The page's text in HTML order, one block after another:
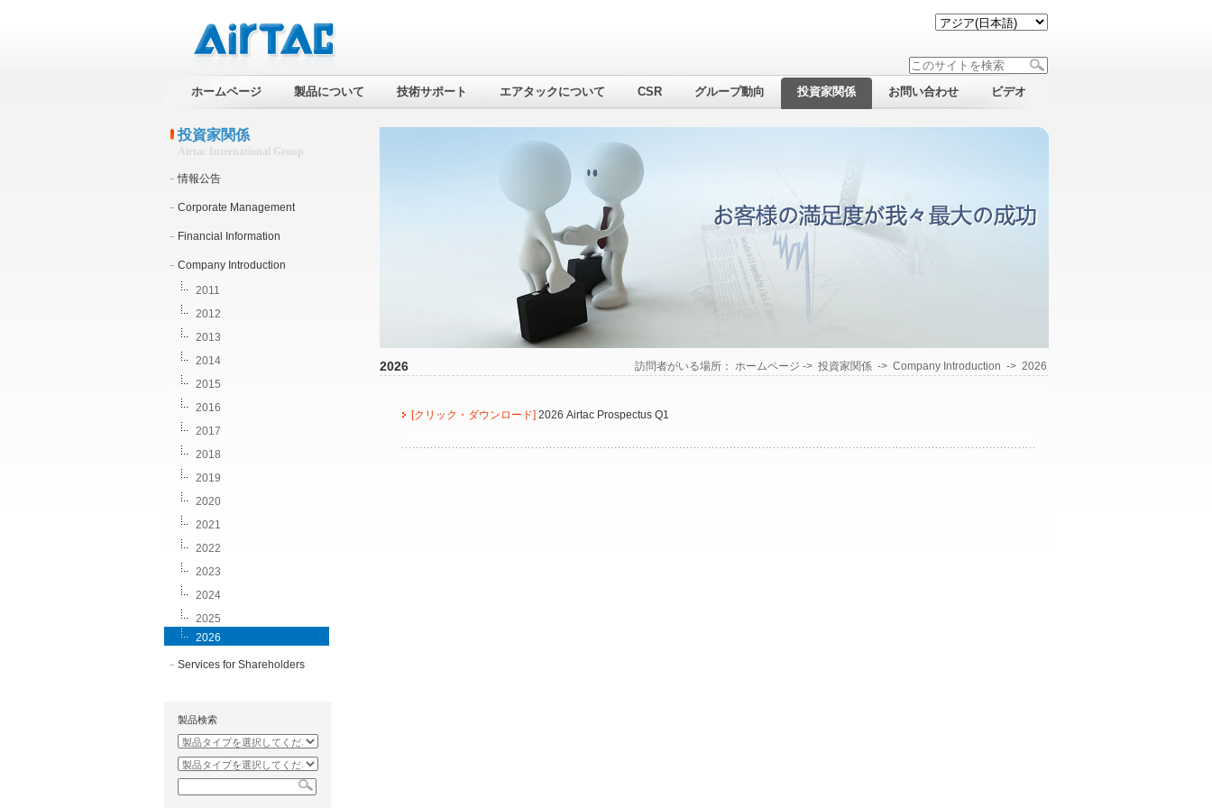
ホームページ 製品について 技術サポート エアタックについて CSR グループ動向 投資家関係 お問い合わせ ビデオ
投資家関係
Airtac International Group
情報公告
Corporate Management
Financial Information
Company Introduction
2011
2012
2013
2014
2015
2016
2017
2018
2019
2020
2021
2022
2023
2024
2025
2026
Services for Shareholders
製品検索
2026 訪問者がいる場所： ホームページ -> 投資家関係-> Company Introduction -> 2026
[クリック・ダウンロード] 2026 Airtac Prospectus Q1